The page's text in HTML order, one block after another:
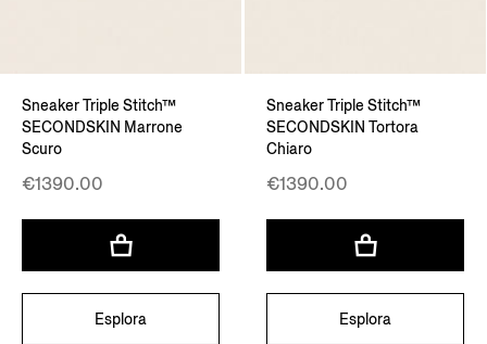
Sneaker Triple Stitch™
SECONDSKIN Marrone
Scuro
€1390.00
Esplora
Sneaker Triple Stitch™
SECONDSKIN Tortora
Chiaro
€1390.00
Esplora